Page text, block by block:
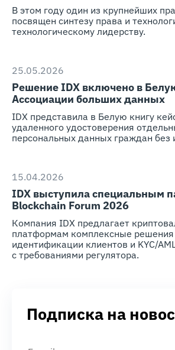
В этом году один из крупнейших
посвящен синтезу права и
технологическому лидерству.
25.05.2026
Решение IDX включено в
Ассоциации больших данных
IDX представила в Белую книгу
удаленного удостоверения
персональных данных граждан без
15.04.2026
IDX выступила специальным
Blockchain Forum 2026
Компания IDX предлагает
платформам комплексные
идентификации клиентов и KYC/
с требованиями регулятора.
Подписка на